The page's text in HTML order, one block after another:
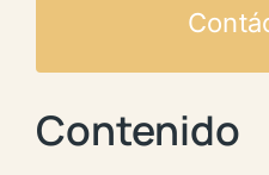
Contenido